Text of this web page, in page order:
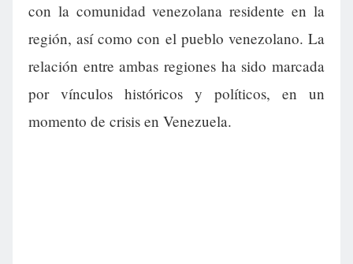
con la comunidad venezolana residente en la
región, así como con el pueblo venezolano. La
relación entre ambas regiones ha sido marcada
por vínculos históricos y políticos, en un
momento de crisis en Venezuela.